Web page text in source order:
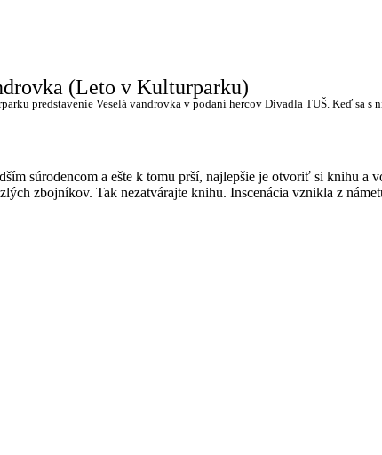
(Leto v Kulturparku)
predstavenie Veselá vandrovka v podaní hercov Divadla TUŠ. Keď sa
súrodencom a ešte k tomu prší, najlepšie je otvoriť si knihu
zbojníkov. Tak nezatvárajte knihu. Inscenácia vznikla z